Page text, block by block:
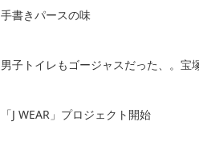
手書きパースの味
男子トイレもゴージャスだった、。宝
「J WEAR」プロジェクト開始